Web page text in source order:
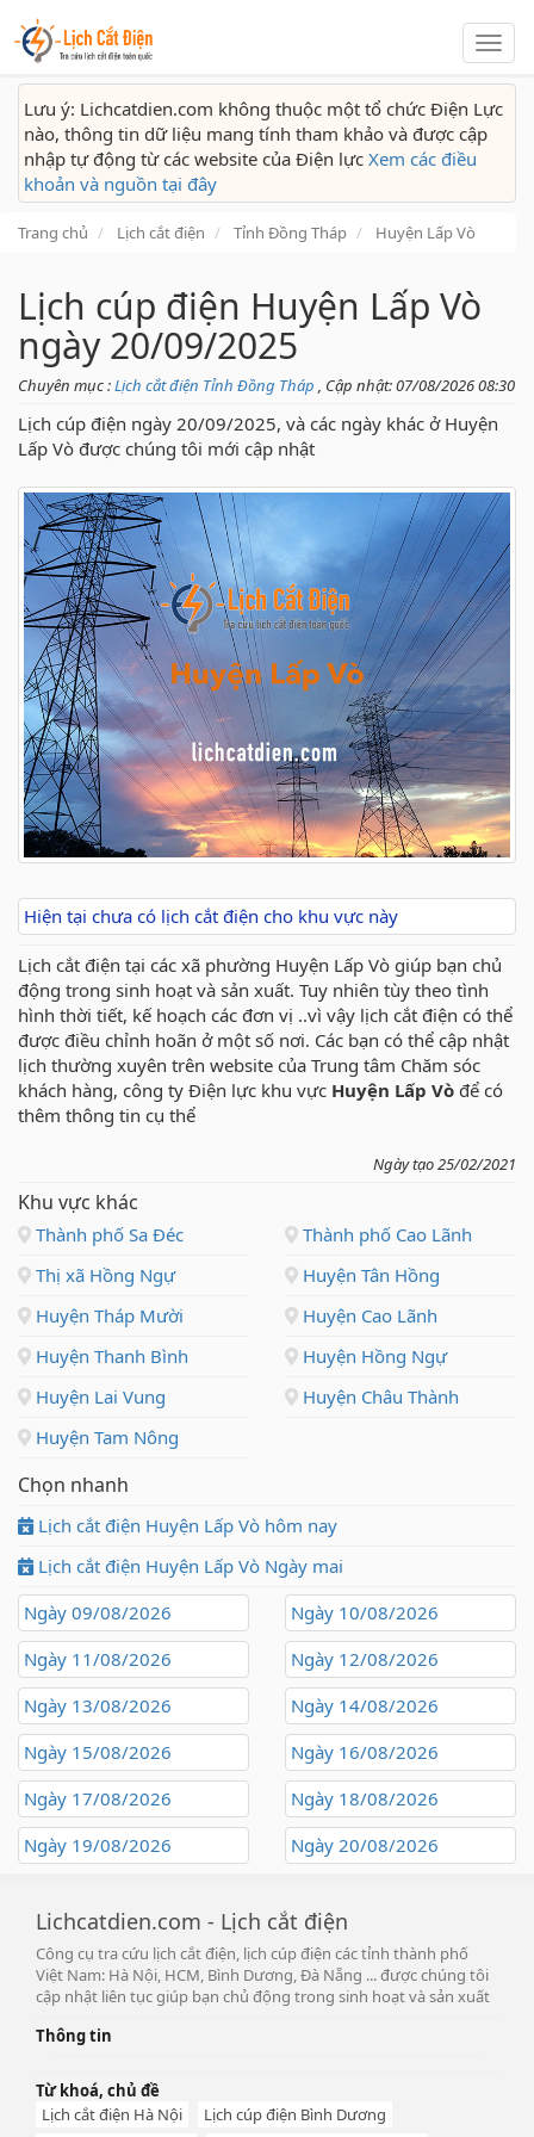
Lịch
cắt
Lưu ý: Lichcatdien.com không thuộc một tổ chức Điện Lực
nào, thông tin dữ liệu mang tính tham khảo và được cập
nhập tự động từ các website của Điện lực Xem các điều
khoản và nguồn tại đây
Trang chủ Lịch cắt điện Tỉnh Đồng Tháp Huyện Lấp Vò
Lịch cúp điện Huyện Lấp Vò
ngày 20/09/2025
Chuyên mục :Lịch cắt điện Tỉnh Đồng Tháp , Cập nhật: 07/08/2026 08:30
Lịch cúp điện ngày 20/09/2025, và các ngày khác ở Huyện
Lấp Vò được chúng tôi mới cập nhật
Hiện tại chưa có lịch cắt điện cho khu vực này
Lịch cắt điện tại các xã phường Huyện Lấp Vò giúp bạn chủ
động trong sinh hoạt và sản xuất. Tuy nhiên tùy theo tình
hình thời tiết, kế hoạch các đơn vị ..vì vậy lịch cắt điện có thể
được điều chỉnh hoãn ở một số nơi. Các bạn có thể cập nhật
lịch thường xuyên trên website của Trung tâm Chăm sóc
khách hàng, công ty Điện lực khu vực Huyện Lấp Vò để có
thêm thông tin cụ thể
Ngày tạo 25/02/2021
Khu vực khác
Thành phố Sa Đéc
Thành phố Cao Lãnh
Thị xã Hồng Ngự
Huyện Tân Hồng
Huyện Tháp Mười
Huyện Cao Lãnh
Huyện Thanh Bình
Huyện Hồng Ngự
Huyện Lai Vung
Huyện Châu Thành
Huyện Tam Nông
Chọn nhanh
Lịch cắt điện Huyện Lấp Vò hôm nay
Lịch cắt điện Huyện Lấp Vò Ngày mai
Ngày 09/08/2026
Ngày 10/08/2026
Ngày 11/08/2026
Ngày 12/08/2026
Ngày 13/08/2026
Ngày 14/08/2026
Ngày 15/08/2026
Ngày 16/08/2026
Ngày 17/08/2026
Ngày 18/08/2026
Ngày 19/08/2026
Ngày 20/08/2026
Lichcatdien.com - Lịch cắt điện
Công cụ tra cứu lịch cắt điện, lịch cúp điện các tỉnh thành phố
Việt Nam: Hà Nội, HCM, Bình Dương, Đà Nẵng ... được chúng tôi
cập nhật liên tục giúp bạn chủ động trong sinh hoạt và sản xuất
Thông tin
Từ khoá, chủ đề
Lịch cắt điện Hà Nội
Lịch cúp điện Bình Dương